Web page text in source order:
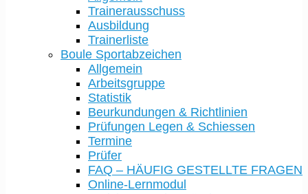
Trainerausschuss
Ausbildung
Trainerliste
Boule Sportabzeichen
Allgemein
Arbeitsgruppe
Statistik
Beurkundungen & Richtlinien
Prüfungen Legen & Schiessen
Termine
Prüfer
FAQ – HÄUFIG GESTELLTE FRAGEN
Online-Lernmodul